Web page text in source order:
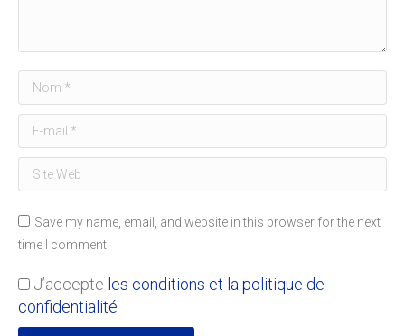
Nom *
E-mail *
Site Web
Save my name, email, and website in this browser for the next
time I comment.
J’accepte les conditions et la politique de
confidentialité